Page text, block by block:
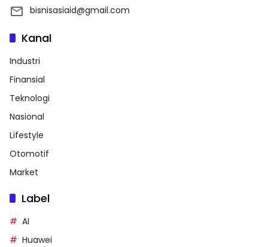
bisnisasiaid@gmail.com
Kanal
Industri
Finansial
Teknologi
Nasional
Lifestyle
Otomotif
Market
Label
AI
Huawei